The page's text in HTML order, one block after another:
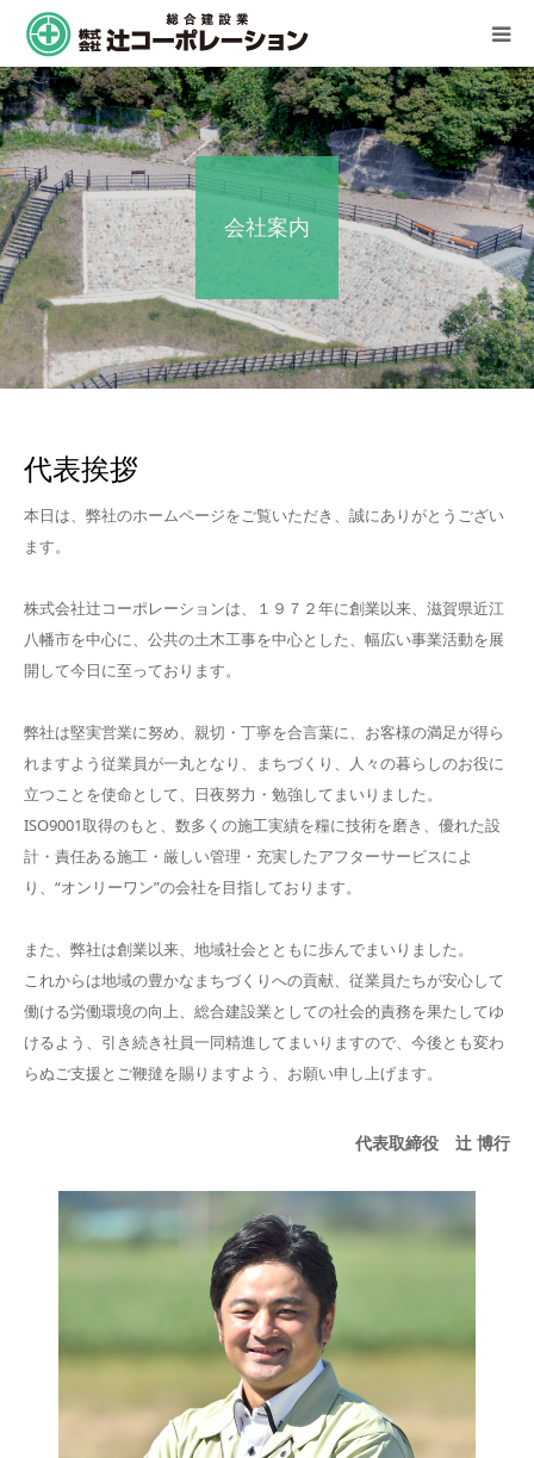
会社案内
代表挨拶
本日は、弊社のホームページをご覧いただき、誠にありがとうござい
ます。
株式会社辻󠄀コーポレーションは、１９７２年に創業以来、滋賀県近江
八幡市を中心に、公共の土木工事を中心とした、幅広い事業活動を展
開して今日に至っております。
弊社は堅実営業に努め、親切・丁寧を合言葉に、お客様の満足が得ら
れますよう従業員が一丸となり、まちづくり、人々の暮らしのお役に
立つことを使命として、日夜努力・勉強してまいりました。
ISO9001取得のもと、数多くの施工実績を糧に技術を磨き、優れた設
計・責任ある施工・厳しい管理・充実したアフターサービスによ
り、“オンリーワン”の会社を目指しております。
また、弊社は創業以来、地域社会とともに歩んでまいりました。
これからは地域の豊かなまちづくりへの貢献、従業員たちが安心して
働ける労働環境の向上、総合建設業としての社会的責務を果たしてゆ
けるよう、引き続き社員一同精進してまいりますので、今後とも変わ
らぬご支援とご鞭撻を賜りますよう、お願い申し上げます。
代表取締役 辻󠄀 博行
事業内容
施工実績
会社案内
社会貢献活動
採用情報